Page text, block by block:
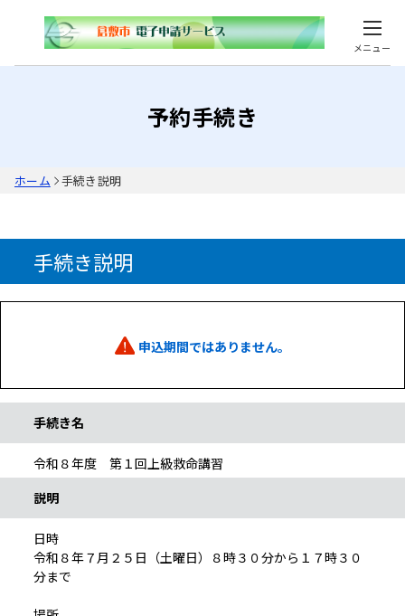
メニュー
予約手続き
ホーム 手続き説明
手続き説明
申込期間ではありません。
手続き名
令和８年度 第１回上級救命講習
説明
日時
令和８年７月２５日（土曜日）８時３０分から１７時３０
分まで